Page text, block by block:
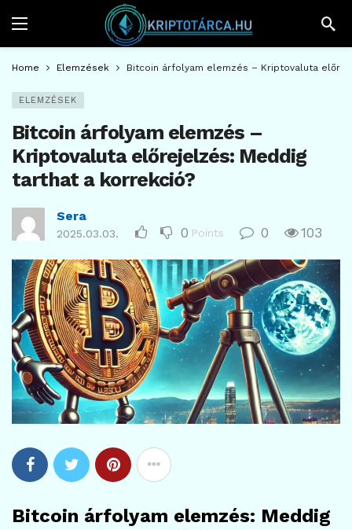
Home Elemzések Bitcoin árfolyam elemzés – Kriptovaluta
ELEMZÉSEK
Bitcoin árfolyam elemzés –
Kriptovaluta előrejelzés: Meddig
tarthat a korrekció?
Sera
2025.03.03. 0 Points 0 103
Bitcoin árfolyam elemzés: Meddig